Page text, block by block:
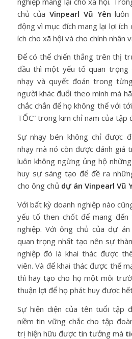
chủ củaVinpearl Vũ Yên
động vì mục đích mang lại lợi ích
ích cho xã hội và cho chính nhân
Để có thể chiến thắng trên thị
đầu thì một yếu tố quan trọng
nhạy và quyết đoán trong
người khác đuổi theo mình mà
chắc chắn để họ không thể với
TỐC” trong kim chỉ nam của tập
Sự nhạy bén không chỉ được
nhạy mà nó còn được đánh giá
luôn không ngừng ủng hộ
huy sự sáng tạo để đề ra
cho ông chủ dự án Vinpearl Vũ
Với bất kỳ doanh nghiệp nào
yếu tố then chốt để mang đến
nghiệp. Với ông chủ của dự
quan trọng nhất tạo nên sự
nghiệp đó là khai thác được
viên. Và để khai thác được thế
thì hãy tạo cho họ một môi
thuận lợi để họ phát huy được
Sự hiện diện của tên tuổi tập
niềm tin vững chắc cho tập
trị hiện hữu được tin tưởng mà